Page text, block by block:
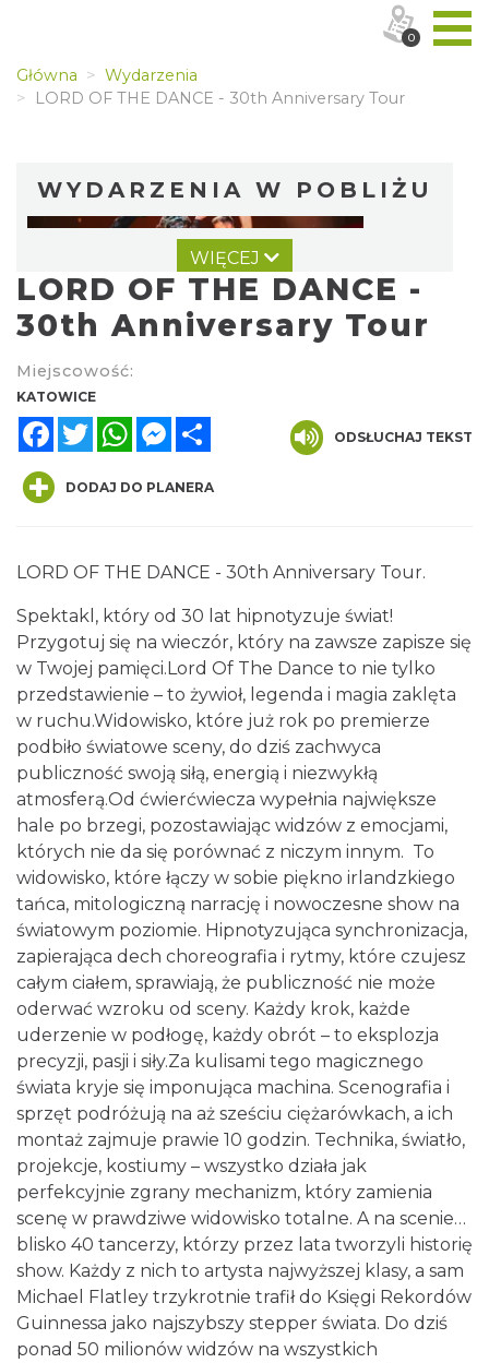
Główna
Wydarzenia
LORD OF THE DANCE - 30th Anniversary Tour
WYDARZENIA W POBLIŻU
LORD OF THE DANCE 2026
Katowice
2026-12-11
0.00 km
Kult – Pomarańczowa Trasa 2026
Katowice
2026-11-14
0.09 km
Myslovitz - Sentymentalny powrót do lat
2000
Katowice
2026-11-15
0.09 km
Poland Bachaturo Festiwal
Katowice
2026-08-14
0.17 km
WIĘCEJ
LORD OF THE DANCE -
30th Anniversary Tour
Miejscowość:
KATOWICE
FacebookTwitterWhatsAppMessenger
ODSŁUCHAJ TEKST
DODAJ DO PLANERA
LORD OF THE DANCE - 30th Anniversary Tour.
Spektakl, który od 30 lat hipnotyzuje świat!
Przygotuj się na wieczór, który na zawsze zapisze się
w Twojej pamięci.Lord Of The Dance to nie tylko
przedstawienie – to żywioł, legenda i magia zaklęta
w ruchu.Widowisko, które już rok po premierze
podbiło światowe sceny, do dziś zachwyca
publiczność swoją siłą, energią i niezwykłą
atmosferą.Od ćwierćwiecza wypełnia największe
hale po brzegi, pozostawiając widzów z emocjami,
których nie da się porównać z niczym innym. To
widowisko, które łączy w sobie piękno irlandzkiego
tańca, mitologiczną narrację i nowoczesne show na
światowym poziomie. Hipnotyzująca synchronizacja,
zapierająca dech choreografia i rytmy, które czujesz
całym ciałem, sprawiają, że publiczność nie może
oderwać wzroku od sceny. Każdy krok, każde
uderzenie w podłogę, każdy obrót – to eksplozja
precyzji, pasji i siły.Za kulisami tego magicznego
świata kryje się imponująca machina. Scenografia i
sprzęt podróżują na aż sześciu ciężarówkach, a ich
montaż zajmuje prawie 10 godzin. Technika, światło,
projekcje, kostiumy – wszystko działa jak
perfekcyjnie zgrany mechanizm, który zamienia
scenę w prawdziwe widowisko totalne. A na scenie…
blisko 40 tancerzy, którzy przez lata tworzyli historię
show. Każdy z nich to artysta najwyższej klasy, a sam
Michael Flatley trzykrotnie trafił do Księgi Rekordów
Guinnessa jako najszybszy stepper świata. Do dziś
ponad 50 milionów widzów na wszystkich
0